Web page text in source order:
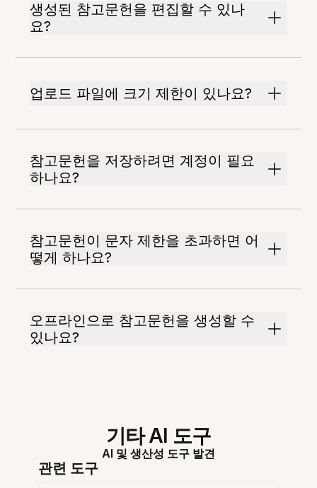
생성된 참고문헌을 편집할 수 있나
요?
업로드 파일에 크기 제한이 있나요?
참고문헌을 저장하려면 계정이 필요
하나요?
참고문헌이 문자 제한을 초과하면 어
떻게 하나요?
오프라인으로 참고문헌을 생성할 수
있나요?
기타 AI 도구
AI 및 생산성 도구 발견
관련 도구